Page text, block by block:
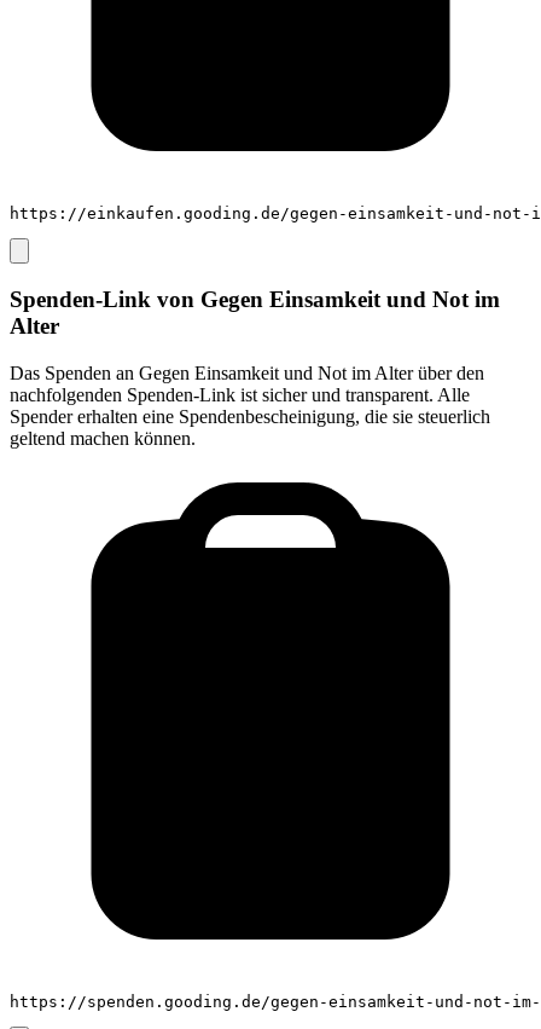
https://einkaufen.gooding.de/gegen-einsamkeit-und-not-
Spenden-Link von Gegen Einsamkeit und Not im
Alter
Das Spenden an Gegen Einsamkeit und Not im Alterüber den
nachfolgenden Spenden-Link ist sicher und transparent. Alle
Spender erhalten eine Spendenbescheinigung, die sie steuerlich
geltend machen können.
https://spenden.gooding.de/gegen-einsamkeit-und-not-